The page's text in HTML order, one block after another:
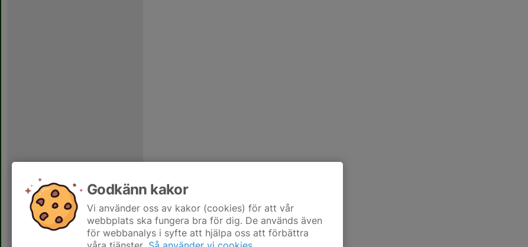
Godkänn kakor
Vi använder oss av kakor (cookies) för att vår
webbplats ska fungera bra för dig. De används även
för webbanalys i syfte att hjälpa oss att förbättra